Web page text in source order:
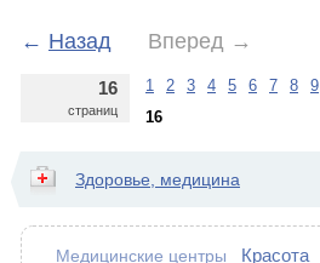
← Назад Вперед →
16
страниц
1 2 3 4 5 6 7 8 9
16
Здоровье, медицина
Медицинские центры Красота